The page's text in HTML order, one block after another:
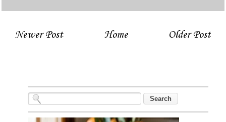
Newer Post Older Post
Home